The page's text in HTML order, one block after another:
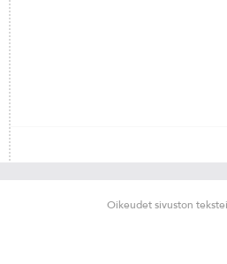
Oikeudet sivuston